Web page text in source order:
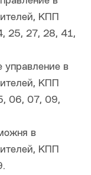
КПП
25, 27, 28, 41,
управление в
КПП
06, 07, 09,
в
КПП